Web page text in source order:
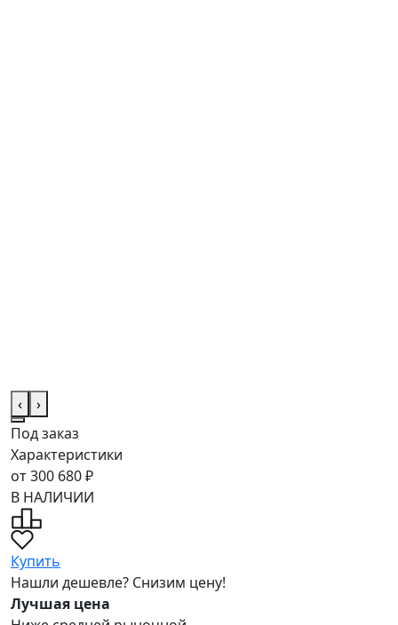
‹
›
Под заказ
Характеристики
от 300 680 ₽
В НАЛИЧИИ
Купить
Нашли дешевле? Снизим цену!
Лучшая цена